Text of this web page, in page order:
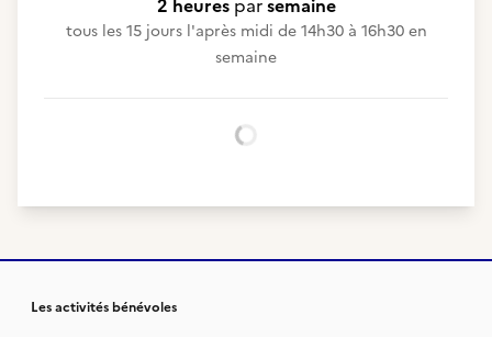
2 heuresparsemaine
tous les 15 jours l'après midi de 14h30 à 16h30 en
semaine
Les activités bénévoles